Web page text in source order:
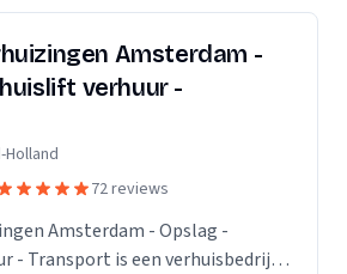
Amsterdam -
verhuur -
72 reviews
Amsterdam - Opslag -
- Transport is een verhuisbedrijf